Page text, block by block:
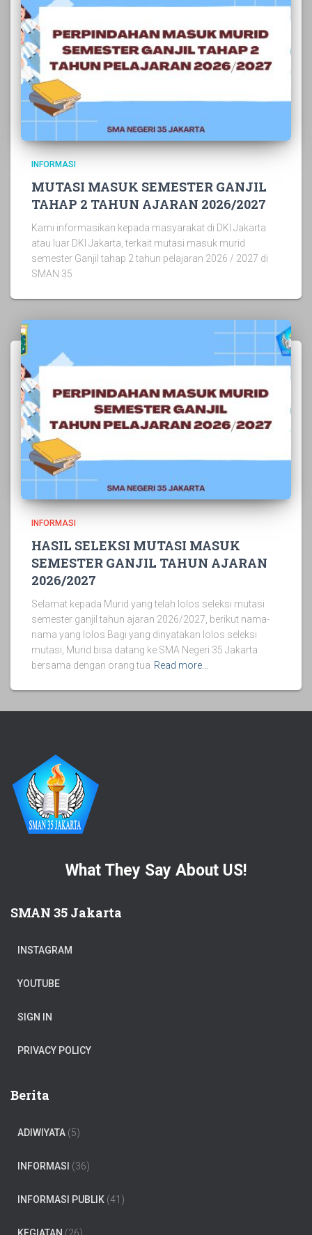
INFORMASI
MUTASI MASUK SEMESTER GANJIL
TAHAP 2 TAHUN AJARAN 2026/2027
Kami informasikan kepada masyarakat di DKI Jakarta
atau luar DKI Jakarta, terkait mutasi masuk murid
semester Ganjil tahap 2 tahun pelajaran 2026 / 2027 di
SMAN 35
INFORMASI
HASIL SELEKSI MUTASI MASUK
SEMESTER GANJIL TAHUN AJARAN
2026/2027
Selamat kepada Murid yang telah lolos seleksi mutasi
semester ganjil tahun ajaran 2026/2027, berikut nama-
nama yang lolos Bagi yang dinyatakan lolos seleksi
mutasi, Murid bisa datang ke SMA Negeri 35 Jakarta
bersama dengan orang tua Read more…
What They Say About US!
SMAN 35 Jakarta
INSTAGRAM
YOUTUBE
SIGN IN
PRIVACY POLICY
Berita
ADIWIYATA (5)
INFORMASI (36)
INFORMASI PUBLIK (41)